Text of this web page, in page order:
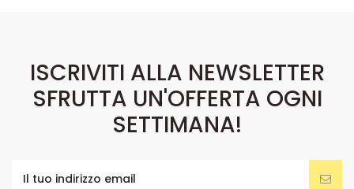
ISCRIVITI ALLA NEWSLETTER
SFRUTTA UN'OFFERTA OGNI
SETTIMANA!